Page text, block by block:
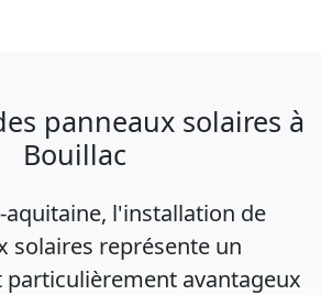
panneaux solaires à
Bouillac
aquitaine, l'installation de
solaires représente un
particulièrement avantageux